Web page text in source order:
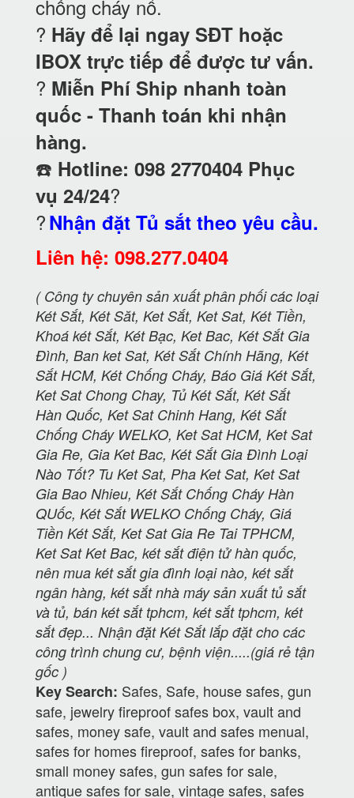
chống cháy nổ.
? Hãy để lại ngay SĐT hoặc
IBOX trực tiếp để được tư vấn.
? Miễn Phí Ship nhanh toàn
quốc - Thanh toán khi nhận
hàng.
☎️ Hotline: 098 2770404 Phục
vụ 24/24?
?Nhận đặt Tủ sắt theo yêu cầu.
Liên hệ: 098.277.0404
( Công ty chuyên sản xuất phân phối các loại
Két Sắt, Két Săt, Ket Sắt, Ket Sat, Két Tiền,
Khoá két Sắt, Két Bạc, Ket Bac, Két Sắt Gia
Đình, Ban ket Sat, Két Sắt Chính Hãng, Két
Sắt HCM, Két Chống Cháy, Báo Giá Két Sắt,
Ket Sat Chong Chay, Tủ Két Sắt, Két Sắt
Hàn Quốc, Ket Sat Chinh Hang, Két Sắt
Chống Cháy WELKO, Ket Sat HCM, Ket Sat
Gia Re, Gia Ket Bac, Két Sắt Gia Đình Loại
Nào Tốt? Tu Ket Sat, Pha Ket Sat, Ket Sat
Gia Bao Nhieu, Két Sắt Chống Cháy Hàn
QUốc, Két Sắt WELKO Chống Cháy, Giá
Tiền Két Sắt, Ket Sat Gia Re Tai TPHCM,
Ket Sat Ket Bac, két sắt điện tử hàn quốc,
nên mua két sắt gia đình loại nào, két sắt
ngân hàng, két sắt nhà máy sản xuất tủ sắt
và tủ, bán két sắt tphcm, két sắt tphcm, két
sắt đẹp... Nhận đặt Két Sắt lắp đặt cho các
công trình chung cư, bệnh viện.....(giá rẻ tận
gốc )
Key Search: Safes, Safe, house safes, gun
safe, jewelry fireproof safes box, vault and
safes, money safe, vault and safes menual,
safes for homes fireproof, safes for banks,
small money safes, gun safes for sale,
antique safes for sale, vintage safes, safes